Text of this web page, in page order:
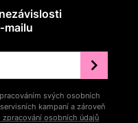
svých osobních
kampaní a zároveň
zpracování osobních údajů